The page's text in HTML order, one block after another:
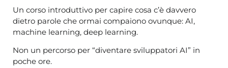
Un corso introduttivo per capire cosa c’è davvero
dietro parole che ormai compaiono ovunque: AI,
machine learning, deep learning.
Non un percorso per “diventare sviluppatori AI” in
poche ore.